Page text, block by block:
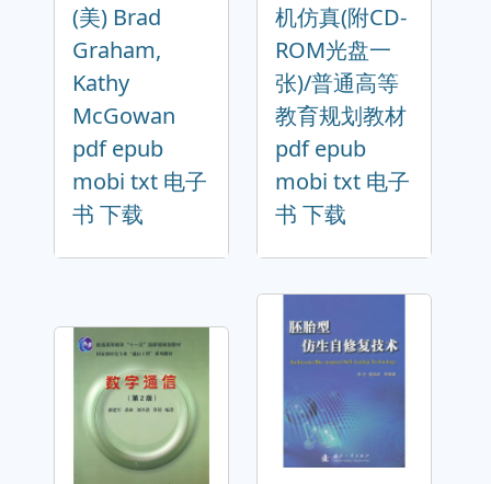
(美) Brad
Graham,
Kathy
McGowan
pdf epub
mobi txt 电子
书 下载
机仿真(附CD-
ROM光盘一
张)/普通高等
教育规划教材
pdf epub
mobi txt 电子
书 下载